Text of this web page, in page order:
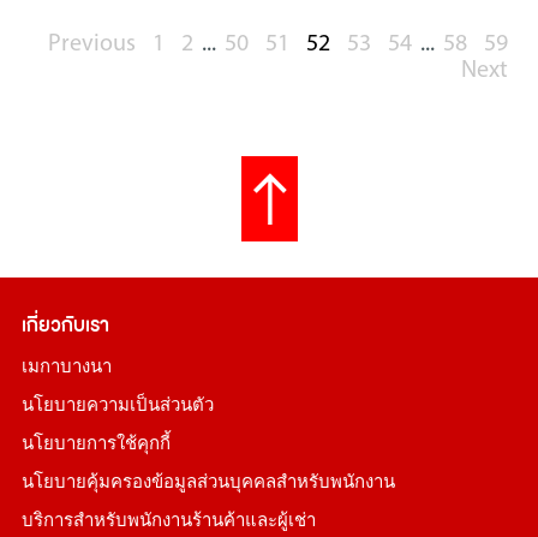
Previous 1 2 ... 50 51 52 53 54 ... 58
59
Next
เกี่ยวกับเรา
เมกาบางนา
นโยบายความเป็นส่วนตัว
นโยบายการใช้คุกกี้
นโยบายคุ้มครองข้อมูลส่วนบุคคลสำหรับพนักงาน
บริการสำหรับพนักงานร้านค้าและผู้เช่า